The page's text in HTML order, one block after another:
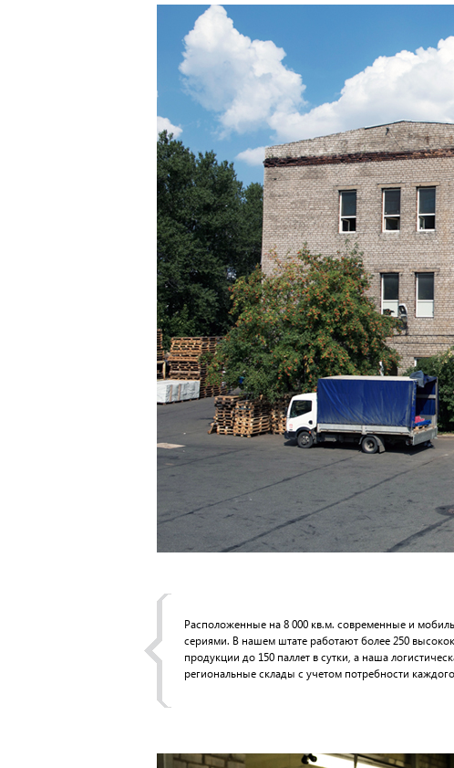
Расположенные на 8 000 кв.м. современные и
сериями. В нашем штате работают более 250
продукции до 150 паллет в сутки, а наша
региональные склады с учетом потребности